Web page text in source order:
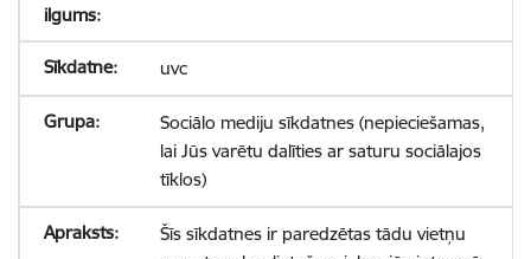
uvc
Sociālo mediju sīkdatnes (nepieciešamas,
lai Jūs varētu dalīties ar saturu sociālajos
tīklos)
Šīs sīkdatnes ir paredzētas tādu vietņu